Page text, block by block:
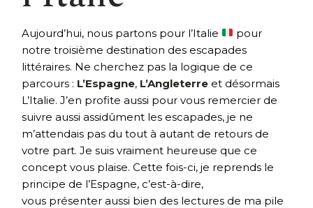
Aujourd’hui, nous partons pour l’Italie
pour
notre troisième destination des escapades
littéraires. Ne cherchez pas la logique de ce
parcours : L’Espagne, L’Angleterre et désormais
L’Italie. J’en profite aussi pour vous remercier de
suivre aussi assidûment les escapades, je ne
m’attendais pas du tout à autant de retours de
votre part. Je suis vraiment heureuse que ce
concept vous plaise. Cette fois-ci, je reprends le
principe de l’Espagne, c’est-à-dire,
vous présenter aussi bien des lectures de ma pile